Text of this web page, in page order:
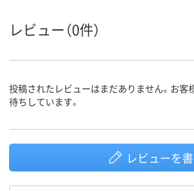
レビュー（0件）
投稿されたレビューはまだありません。お客
待ちしています。
レビューを書